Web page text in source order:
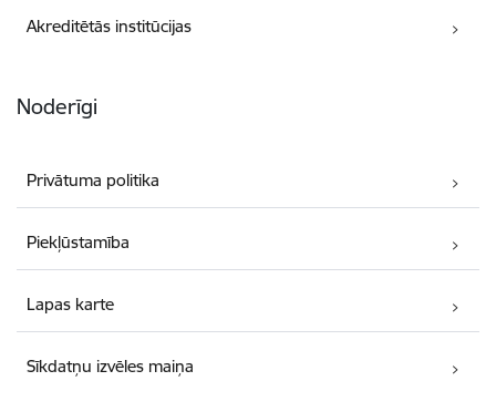
Akreditētās institūcijas
Noderīgi
Privātuma politika
Piekļūstamība
Lapas karte
Sīkdatņu izvēles maiņa